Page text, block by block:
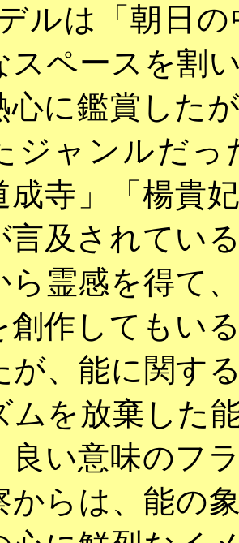
ルは
「朝日
スペースを割
心に鑑賞した
ジャンルだっ
成寺」「楊貴
言及されてい
ら霊感を得て
創作してもい
が、能に関す
ムを放棄した
良い意味のフ
からは、能の